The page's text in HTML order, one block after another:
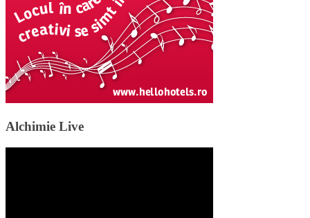
Alchimie Live